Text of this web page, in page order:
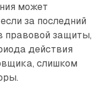
может
за последний
правовой защиты,
действия
слишком